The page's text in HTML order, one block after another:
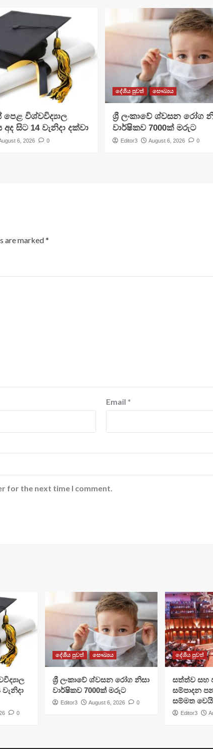
පෙළ විශ්වවිද්‍යාල
අද සිට 14 වැනිදා දක්වා
6, 2026 0
දේශීය පුවත් සෞඛ්‍යය
ශ්‍රී ලංකාවේ ශ්වසන රෝග
වාර්ෂිකව 7000ක් මරුට
Editor3 August 6, 2026 0
are marked*
Email *
for the next time I comment.
0
දේශීය පුවත් සෞඛ්‍යය
ශ්‍රී ලංකාවේ ශ්වසන රෝග නිසා
වාර්ෂිකව 7000ක් මරුට
Editor3 August 6, 2026 0
දේශීය පුවත්
සත්ත්ව සහ
සම්පාදන
සම්මත වෙයි
Editor3